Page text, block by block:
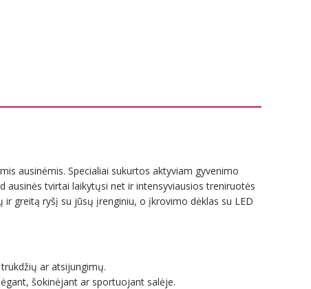
ausinėmis. Specialiai sukurtos aktyviam gyvenimo
ausinės tvirtai laikytųsi net ir intensyviausios treniruotės
greitą ryšį su jūsų įrenginiu, o įkrovimo dėklas su LED
ar atsijungimų.
šokinėjant ar sportuojant salėje.